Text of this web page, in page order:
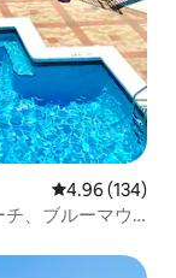
レビュー134
4.96 (134)
、ブルーマウ